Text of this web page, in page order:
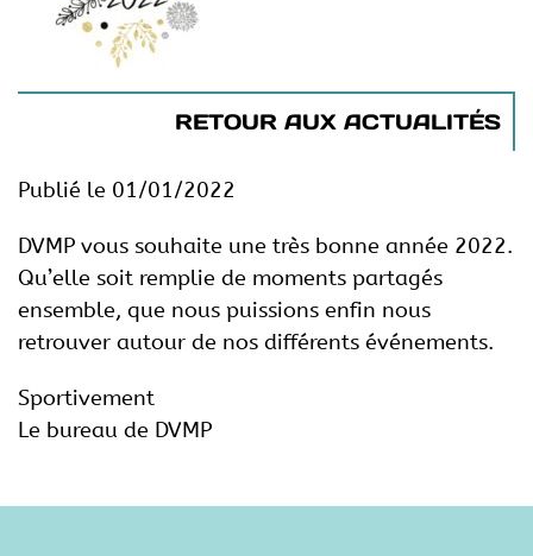
RETOUR AUX ACTUALITÉS
Publié le 01/01/2022
DVMP vous souhaite une très bonne année 2022.
Qu’elle soit remplie de moments partagés
ensemble, que nous puissions enfin nous
retrouver autour de nos différents événements.
Sportivement
Le bureau de DVMP